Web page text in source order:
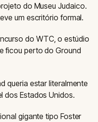
do Museu Judaico.
um escritório formal.
do WTC, o estúdio
ficou perto do Ground
queria estar literalmente
dos Estados Unidos.
gigante tipo Foster